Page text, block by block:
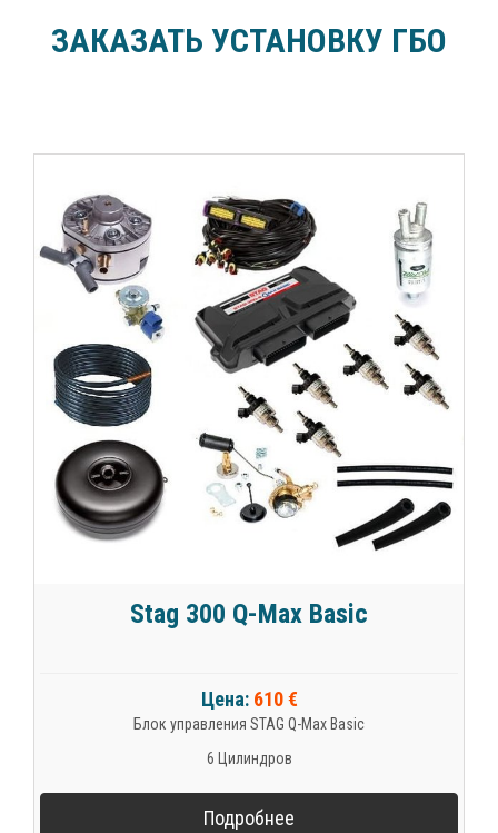
ЗАКАЗАТЬ УСТАНОВКУ ГБО
Stag 300 Q-Max Basic
Цена: 610 €
Блок управления STAG Q-Max Basic
6 Цилиндров
Подробнее